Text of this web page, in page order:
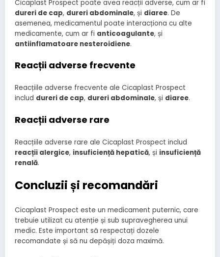
Cicaplast Prospect poate avea reacții adverse, cum ar fi
dureri de cap, dureri abdominale, și diaree. De
asemenea, medicamentul poate interacționa cu alte
medicamente, cum ar fi anticoagulante, și
antiinflamatoare nesteroidiene.
Reacții adverse frecvente
Reacțiile adverse frecvente ale Cicaplast Prospect
includ dureri de cap, dureri abdominale, și diaree.
Reacții adverse rare
Reacțiile adverse rare ale Cicaplast Prospect includ
reacții alergice, insuficiență hepatică, și insuficiență
renală.
Concluzii și recomandări
Cicaplast Prospect este un medicament puternic, care
trebuie utilizat cu atenție și sub supravegherea unui
medic. Este important să respectați dozele
recomandate și să nu depășiți doza maximă.